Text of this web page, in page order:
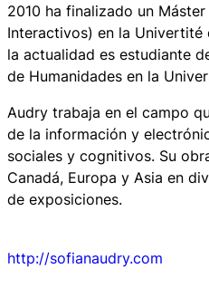
2010 ha finalizado un
Interactivos) en la Univertité
la actualidad es estudiante
de Humanidades en la
Audry trabaja en el campo
de la información y
sociales y cognitivos. Su
Canadá, Europa y Asia en
de exposiciones.
http://sofianaudry.com